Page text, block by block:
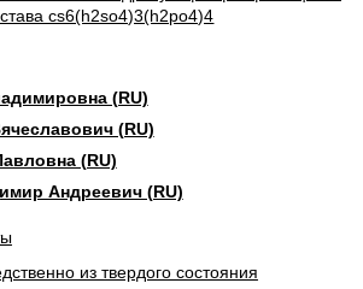
(RU)
(RU)
(RU)
Андреевич (RU)
из твердого состояния